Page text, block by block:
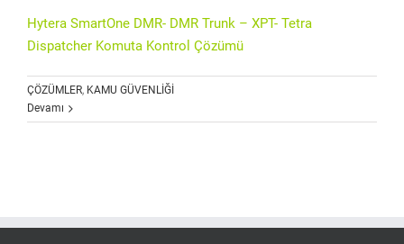
Hytera SmartOne DMR- DMR Trunk – XPT- Tetra
Dispatcher Komuta Kontrol Çözümü
ÇÖZÜMLER, KAMU GÜVENLİĞİ
Devamı